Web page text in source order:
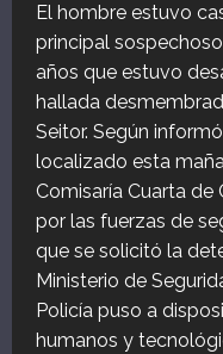
El hombre estuvo
principal
años que estuvo
hallada
Seitor. Según
localizado esta
Comisaría Cuarta de
por las fuerzas de
que se solicitó la
Ministerio de
Policía puso a
humanos y